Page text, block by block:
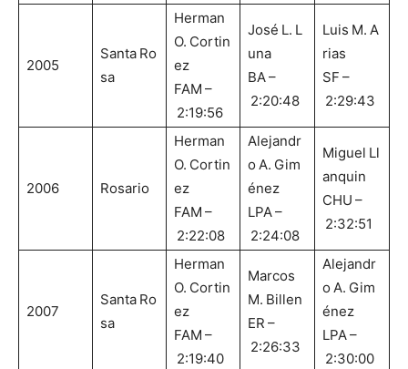
2005
Santa Ro
sa
Herman
O. Cortin
ez
FAM –
2:19:56
José L. L
una
BA –
2:20:48
Luis M. A
rias
SF –
2:29:43
2006 Rosario
Herman
O. Cortin
ez
FAM –
2:22:08
Alejandr
o A. Gim
énez
LPA –
2:24:08
Miguel Ll
anquin
CHU –
2:32:51
2007
Santa Ro
sa
Herman
O. Cortin
ez
FAM –
2:19:40
Marcos
M. Billen
ER –
2:26:33
Alejandr
o A. Gim
énez
LPA –
2:30:00